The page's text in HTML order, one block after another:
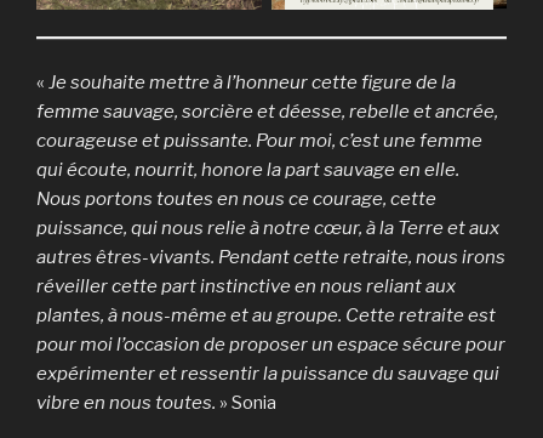
« Je souhaite mettre à l’honneur cette figure de la
femme sauvage, sorcière et déesse, rebelle et ancrée,
courageuse et puissante. Pour moi, c’est une femme
qui écoute, nourrit, honore la part sauvage en elle.
Nous portons toutes en nous ce courage, cette
puissance, qui nous relie à notre cœur, à la Terre et aux
autres êtres-vivants. Pendant cette retraite, nous irons
réveiller cette part instinctive en nous reliant aux
plantes, à nous-même et au groupe. Cette retraite est
pour moi l’occasion de proposer un espace sécure pour
expérimenter et ressentir la puissance du sauvage qui
vibre en nous toutes. » Sonia